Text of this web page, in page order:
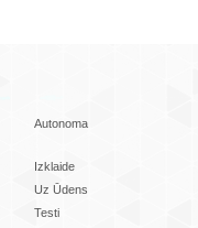
Autonoma
Izklaide
Uz Ūdens
Testi